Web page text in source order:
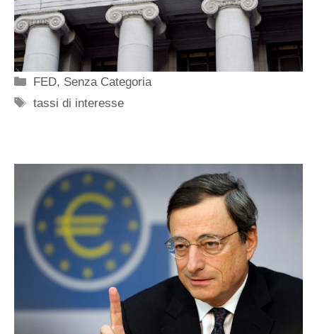
Categorie
FED, Senza Categoria
Tag
tassi di interesse